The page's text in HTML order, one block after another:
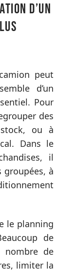
d’un
peut
d’un
Pour
des
ou à
Dans le
il
à
le planning
de
nombre de
limiter la